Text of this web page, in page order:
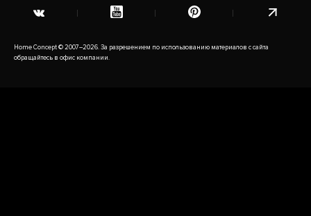
Home Concept © 2007–2026. За разрешением по использованию материалов с сайта
обращайтесь в офис компании.